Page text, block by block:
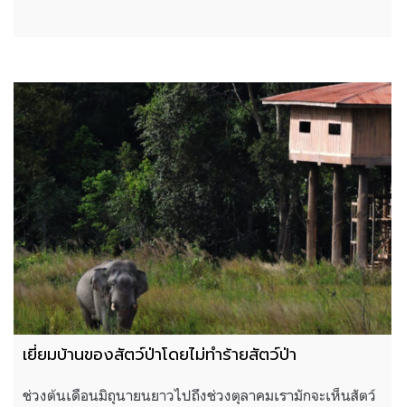
เยี่ยมบ้านของสัตว์ป่าโดยไม่ทำร้ายสัตว์ป่า
ช่วงต้นเดือนมิถุนายนยาวไปถึงช่วงตุลาคมเรามักจะเห็นสัตว์